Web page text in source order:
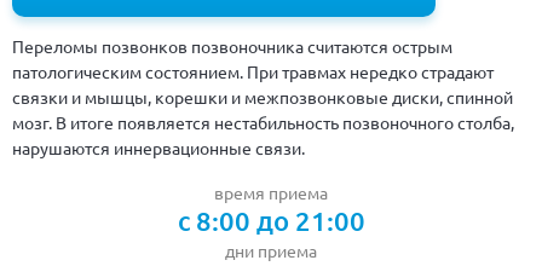
Переломы позвонков позвоночника считаются острым
патологическим состоянием. При травмах нередко страдают
связки и мышцы, корешки и межпозвонковые диски, спинной
мозг. В итоге появляется нестабильность позвоночного столба,
нарушаются иннервационные связи.
время приема
с 8:00 до 21:00
дни приема